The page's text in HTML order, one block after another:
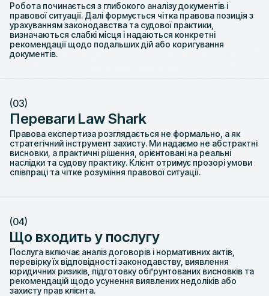
Робота починається з глибокого аналізу документів і
правової ситуації. Далі формується чітка правова позиція з
урахуванням законодавства та судової практики,
визначаються слабкі місця і надаються конкретні
рекомендації щодо подальших дій або коригування
документів.
(03)
Переваги Law Shark
Правова експертиза розглядається не формально, а як
стратегічний інструмент захисту. Ми надаємо не абстрактні
висновки, а практичні рішення, орієнтовані на реальні
наслідки та судову практику. Клієнт отримує прозорі умови
співпраці та чітке розуміння правової ситуації.
(04)
Що входить у послугу
Послуга включає аналіз договорів і нормативних актів,
перевірку їх відповідності законодавству, виявлення
юридичних ризиків, підготовку обґрунтованих висновків та
рекомендацій щодо усунення виявлених недоліків або
захисту прав клієнта.